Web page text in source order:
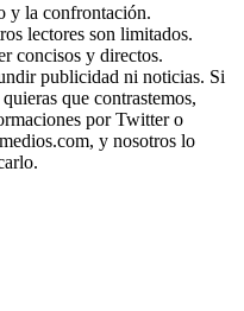
y la confrontación.
lectores son limitados.
concisos y directos.
publicidad ni noticias. Si
que contrastemos,
por Twitter o
y nosotros lo